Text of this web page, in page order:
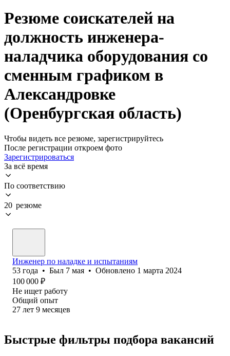
Резюме соискателей на
должность инженера-
наладчика оборудования со
сменным графиком в
Александровке
(Оренбургская область)
Чтобы видеть все резюме, зарегистрируйтесь
После регистрации откроем фото
Зарегистрироваться
За всё время
По соответствию
20 резюме
Инженер по наладке и испытаниям
53 года • Был 7 мая • Обновлено 1 марта 2024
100 000 ₽
Не ищет работу
Общий опыт
27 лет 9 месяцев
Быстрые фильтры подбора вакансий